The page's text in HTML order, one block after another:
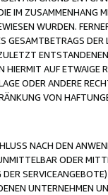
IM ZUSAMMENHANG
WURDEN.
GESAMTBETRAGS
HIERMIT AUF
ODER ANDERE
VON
NACH DEN
ODER
UNTERNEHMEN